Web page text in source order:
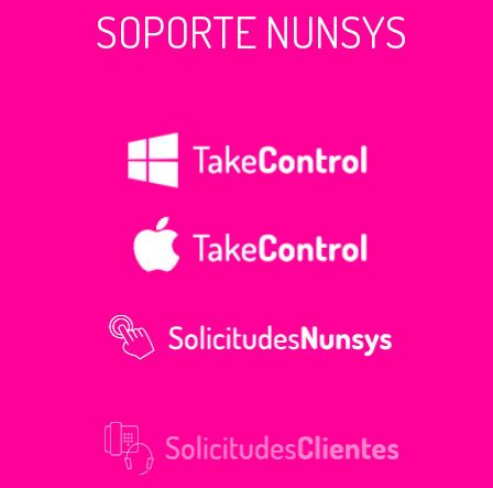
SOPORTE NUNSYS